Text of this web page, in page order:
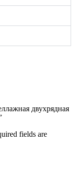
двухрядная
fields are